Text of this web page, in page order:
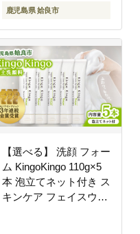
鹿児島県 姶良市
【選べる】 洗顔 フォー
ム KingoKingo 110g×5
本 泡立てネット付き ス
キンケア フェイスウォ